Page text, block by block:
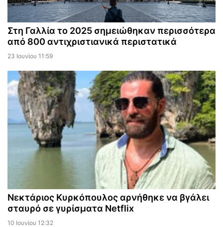
Στη Γαλλία το 2025 σημειώθηκαν περισσότερα
από 800 αντιχριστιανικά περιστατικά
23 Ιουνίου 11:59
Νεκτάριος Κυρκόπουλος αρνήθηκε να βγάλει
σταυρό σε γυρίσματα Netflix
10 Ιουνίου 12:32